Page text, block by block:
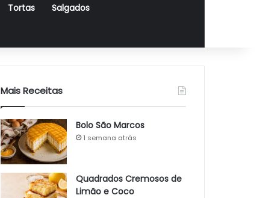
Tortas Salgados
Mais Receitas
Bolo São Marcos
1 semana atrás
Quadrados Cremosos de
Limão e Coco